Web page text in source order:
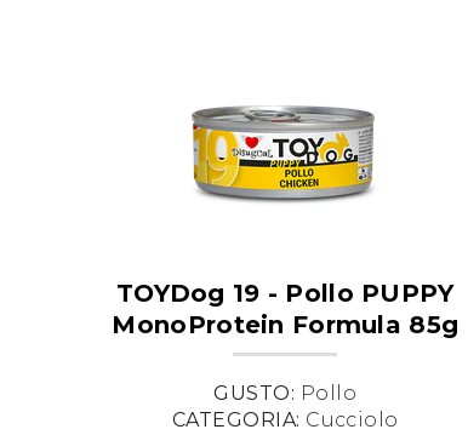
TOYDog 19 - Pollo PUPPY
MonoProtein Formula 85g
GUSTO: Pollo
CATEGORIA: Cucciolo